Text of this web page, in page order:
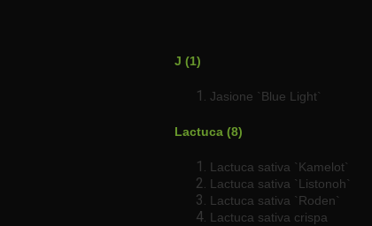
J (1)
Jasione `Blue Light`
Lactuca (8)
Lactuca sativa `Kamelot`
Lactuca sativa `Listonoh`
Lactuca sativa `Roden`
Lactuca sativa crispa